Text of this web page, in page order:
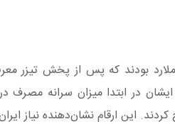
بودند که پس از پخش تیزر
در ابتدا میزان سرانه مصرف در